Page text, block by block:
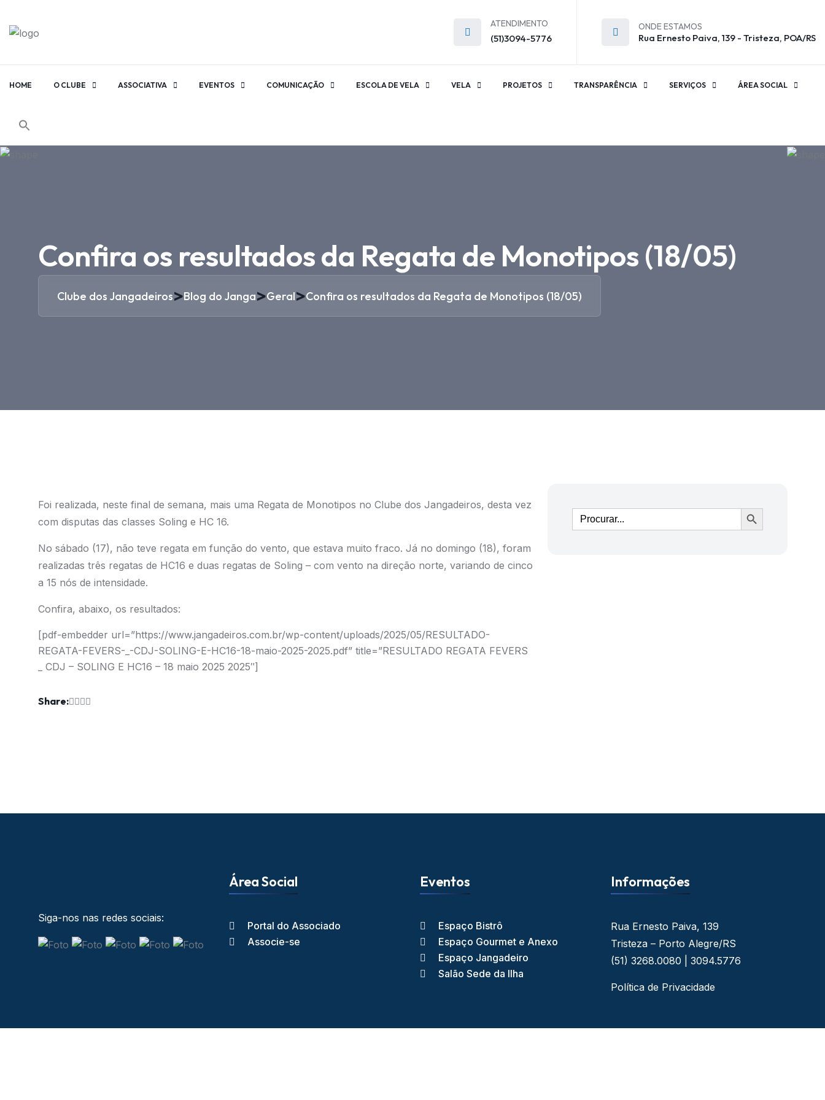
ATENDIMENTO
(51)3094-5776
ONDE ESTAMOS
Rua Ernesto Paiva, 139 - Tristeza, POA/RS
HOME O CLUBE ASSOCIATIVA EVENTOS COMUNICAÇÃO ESCOLA DE VELA VELA PROJETOS TRANSPARÊNCIA SERVIÇOS ÁREA SOCIAL
Confira os resultados da Regata de Monotipos (18/05)
Clube dos Jangadeiros>Blog do Janga>Geral>Confira os resultados da Regata de Monotipos (18/05)
Foi realizada, neste final de semana, mais uma Regata de Monotipos no Clube dos Jangadeiros, desta vez
com disputas das classes Soling e HC 16.
No sábado (17), não teve regata em função do vento, que estava muito fraco. Já no domingo (18), foram
realizadas três regatas de HC16 e duas regatas de Soling – com vento na direção norte, variando de cinco
a 15 nós de intensidade.
Confira, abaixo, os resultados:
[pdf-embedder url=”https://www.jangadeiros.com.br/wp-content/uploads/2025/05/RESULTADO-
REGATA-FEVERS-_-CDJ-SOLING-E-HC16-18-maio-2025-2025.pdf” title=”RESULTADO REGATA FEVERS
_ CDJ – SOLING E HC16 – 18 maio 2025 2025″]
Share:
Ir
Siga-nos nas redes sociais:
Área Social
Portal do Associado
Associe-se
Eventos
Espaço Bistrô
Espaço Gourmet e Anexo
Espaço Jangadeiro
Salão Sede da Ilha
Informações
Rua Ernesto Paiva, 139
Tristeza – Porto Alegre/RS
(51) 3268.0080 | 3094.5776
Política de Privacidade